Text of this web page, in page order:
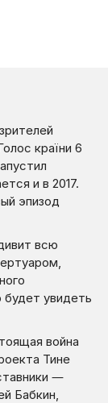
країни 6
и в 2017.
эпизод
всю
увидеть
война
Тине
—
Бабкин,